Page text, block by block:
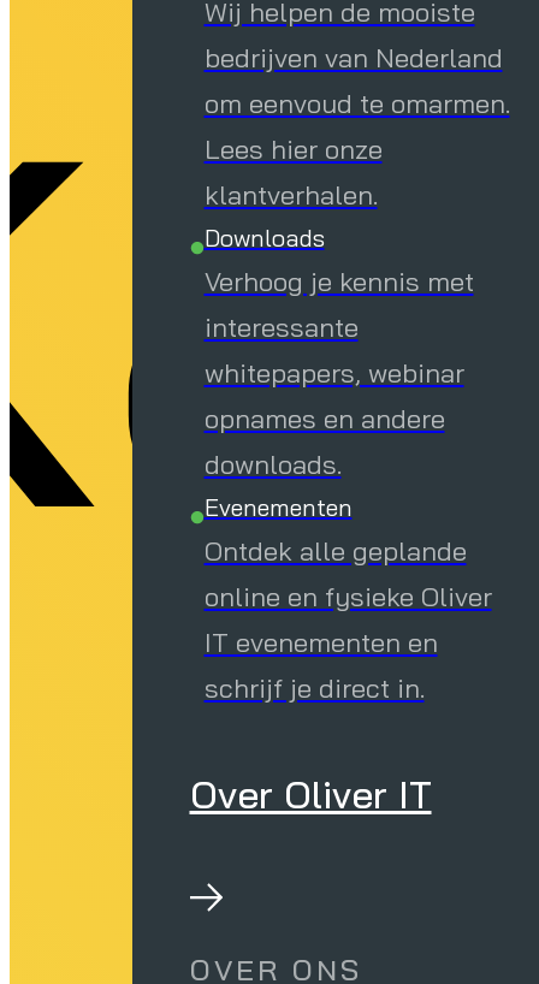
Wij helpen de mooiste
bedrijven van Nederland
om eenvoud te omarmen.
Lees hier onze
klantverhalen.
Downloads
Verhoog je kennis met
interessante
whitepapers, webinar
opnames en andere
downloads.
Evenementen
Ontdek alle geplande
online en fysieke Oliver
IT evenementen en
schrijf je direct in.
Over Oliver IT
OVER ONS